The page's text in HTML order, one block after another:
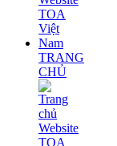
TRANG
CHỦ